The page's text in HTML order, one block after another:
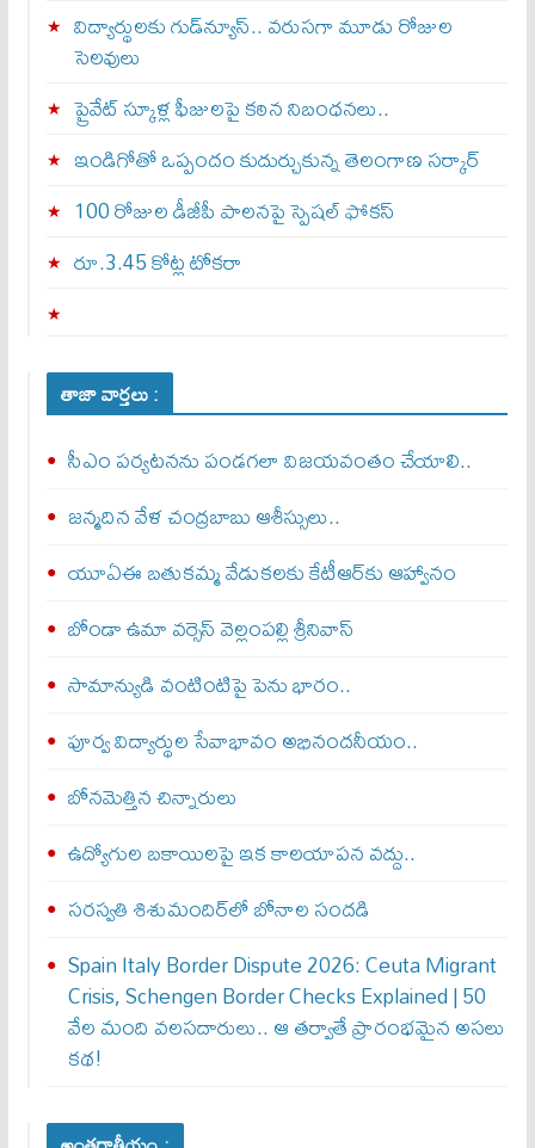
విద్యార్థులకు గుడ్‌న్యూస్.. వరుసగా మూడు రోజుల
సెలవులు
ప్రైవేట్ స్కూళ్ల ఫీజులపై కఠిన నిబంధనలు..
ఇండిగోతో ఒప్పందం కుదుర్చుకున్న తెలంగాణ స‌ర్కార్
100 రోజుల డీజీపీ పాలనపై స్పెషల్ ఫోకస్
రూ.3.45 కోట్ల టోకరా
తాజా వార్తలు :
సీఎం పర్యటనను పండగలా విజయవంతం చేయాలి..
జన్మదిన వేళ చంద్రబాబు ఆశీస్సులు..
యూఏఈ బతుకమ్మ వేడుకలకు కేటీఆర్‌కు ఆహ్వానం
బోండా ఉమా వర్సెస్ వెల్లంపల్లి శ్రీనివాస్‌
సామాన్యుడి వంటింటిపై పెను భారం..
పూర్వ విద్యార్థుల సేవాభావం అభినందనీయం..
బోన‌మెత్తిన చిన్నారులు
ఉద్యోగుల బకాయిలపై ఇక కాలయాపన వద్దు..
సరస్వతి శిశుమందిర్‌లో బోనాల సందడి
Spain Italy Border Dispute 2026: Ceuta Migrant
Crisis, Schengen Border Checks Explained | 50
వేల మంది వలసదారులు.. ఆ తర్వాతే ప్రారంభ‌మైన అసలు
కథ!